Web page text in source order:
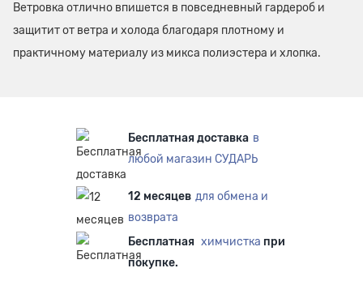
Ветровка отлично впишется в повседневный гардероб и
защитит от ветра и холода благодаря плотному и
практичному материалу из микса полиэстера и хлопка.
Бесплатная доставка в
любой магазин СУДАРЬ
12 месяцев для обмена и
возврата
Бесплатная химчистка при
покупке.